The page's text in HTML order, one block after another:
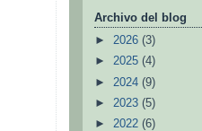
Archivo del blog
► 2026 (3)
► 2025 (4)
► 2024 (9)
► 2023 (5)
► 2022 (6)